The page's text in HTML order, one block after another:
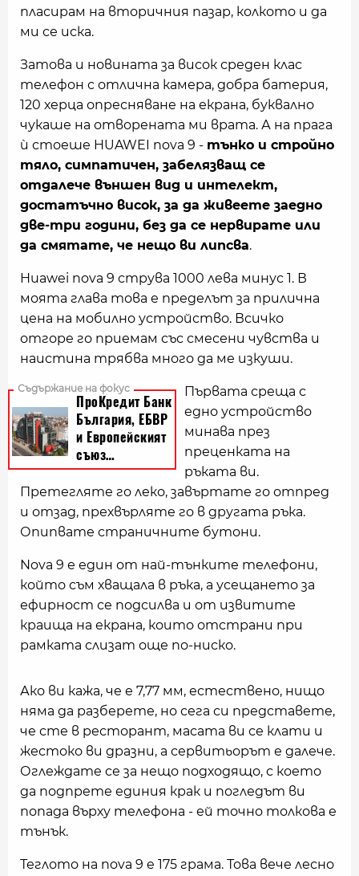
пласирам на вторичния пазар, колкото и да
ми се иска.
Затова и новината за висок среден клас
телефон с отлична камера, добра батерия,
120 херца опресняване на екрана, буквално
чукаше на отворената ми врата. А на прага
ѝ стоеше HUAWEI nova 9 - тънко и стройно
тяло, симпатичен, забелязващ се
отдалече външен вид и интелект,
достатъчно висок, за да живеете заедно
две-три години, без да се нервирате или
да смятате, че нещо ви липсва.
Huawei nova 9 струва 1000 лева минус 1. В
моята глава това е пределът за прилична
цена на мобилно устройство. Всичко
отгоре го приемам със смесени чувства и
наистина трябва много да ме изкуши.
Първата среща с
едно устройство
минава през
преценката на
ръката ви.
Претегляте го леко, завъртате го отпред
и отзад, прехвърляте го в другата ръка.
Опипвате страничните бутони.
Nova 9 е един от най-тънките телефони,
който съм хващала в ръка, a усещането за
ефирност се подсилва и от извитите
краища на екрана, които отстрани при
рамката слизат още по-ниско.
Ако ви кажа, че е 7,77 мм, естествено, нищо
няма да разберете, но сега си представете,
че сте в ресторант, масата ви се клати и
жестоко ви дразни, а сервитьорът е далече.
Оглеждате се за нещо подходящо, с което
да подпрете единия крак и погледът ви
попада върху телефона - ей точно толкова е
тънък.
Теглото на nova 9 e 175 грама. Това вече лесно